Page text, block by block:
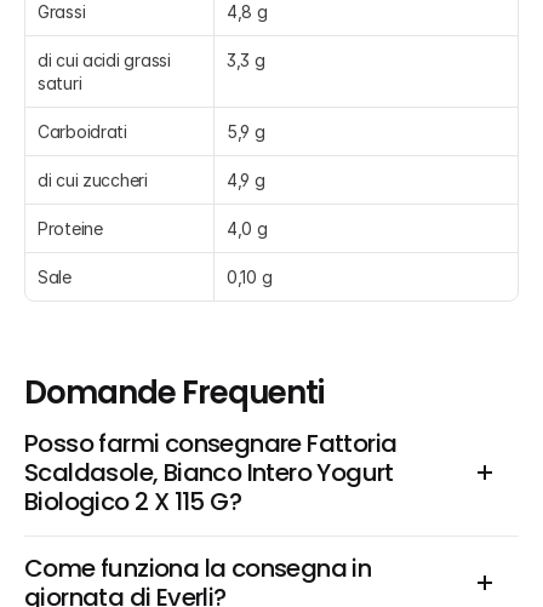
Grassi 4,8 g
di cui acidi grassi
saturi
3,3 g
Carboidrati 5,9 g
di cui zuccheri 4,9 g
Proteine 4,0 g
Sale 0,10 g
Domande Frequenti
Posso farmi consegnare Fattoria
Scaldasole, Bianco Intero Yogurt
Biologico 2 X 115 G?
Come funziona la consegna in
giornata di Everli?